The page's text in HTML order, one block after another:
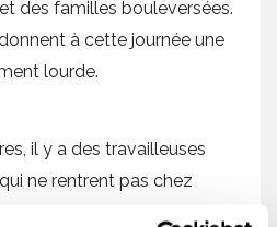
des familles bouleversées.
à cette journée une
lourde.
il y a des travailleuses
ne rentrent pas chez